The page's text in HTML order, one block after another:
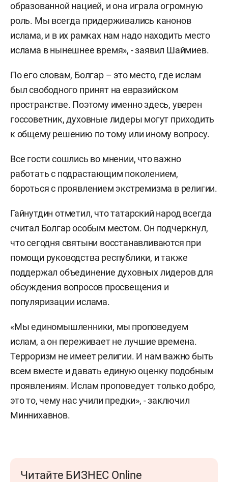
образованной нацией, и она играла огромную
роль. Мы всегда придерживались канонов
ислама, и в их рамках нам надо находить место
ислама в нынешнее время», - заявил Шаймиев.
По его словам, Болгар – это место, где ислам
был свободного принят на евразийском
пространстве. Поэтому именно здесь, уверен
госсоветник, духовные лидеры могут приходить
к общему решению по тому или иному вопросу.
Все гости сошлись во мнении, что важно
работать с подрастающим поколением,
бороться с проявлением экстремизма в религии.
Гайнутдин отметил, что татарский народ всегда
считал Болгар особым местом. Он подчеркнул,
что сегодня святыни восстанавливаются при
помощи руководства республики, и также
поддержал объединение духовных лидеров для
обсуждения вопросов просвещения и
популяризации ислама.
«Мы единомышленники, мы проповедуем
ислам, а он переживает не лучшие времена.
Терроризм не имеет религии. И нам важно быть
всем вместе и давать единую оценку подобным
проявлениям. Ислам проповедует только добро,
это то, чему нас учили предки», - заключил
Миннихавнов.
Читайте БИЗНЕС Online